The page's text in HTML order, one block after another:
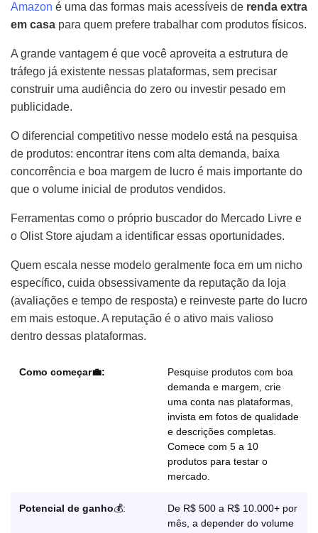
Amazon é uma das formas mais acessíveis de renda extra
em casa para quem prefere trabalhar com produtos físicos.
A grande vantagem é que você aproveita a estrutura de
tráfego já existente nessas plataformas, sem precisar
construir uma audiência do zero ou investir pesado em
publicidade.
O diferencial competitivo nesse modelo está na pesquisa
de produtos: encontrar itens com alta demanda, baixa
concorrência e boa margem de lucro é mais importante do
que o volume inicial de produtos vendidos.
Ferramentas como o próprio buscador do Mercado Livre e
o Olist Store ajudam a identificar essas oportunidades.
Quem escala nesse modelo geralmente foca em um nicho
específico, cuida obsessivamente da reputação da loja
(avaliações e tempo de resposta) e reinveste parte do lucro
em mais estoque. A reputação é o ativo mais valioso
dentro dessas plataformas.
Como começar💼:
Pesquise produtos com boa
demanda e margem, crie
uma conta nas plataformas,
invista em fotos de qualidade
e descrições completas.
Comece com 5 a 10
produtos para testar o
mercado.
Potencial de ganho💰:
De R$ 500 a R$ 10.000+ por
mês, a depender do volume